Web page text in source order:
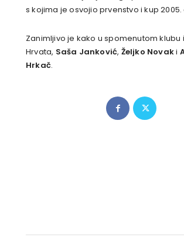
s kojima je osvojio prvenstvo i kup
Zanimljivo je kako u spomenutom klubu
Hrvata, Saša Janković, Željko Novaki
Hrkač.